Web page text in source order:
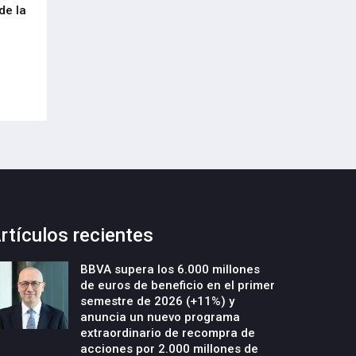
la
recientes
BBVA supera los 6.000 millones
de euros de beneficio en el primer
semestre de 2026 (+11%) y
anuncia un nuevo programa
extraordinario de recompra de
acciones por 2.000 millones de